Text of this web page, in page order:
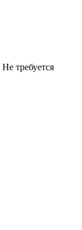
Не требуется